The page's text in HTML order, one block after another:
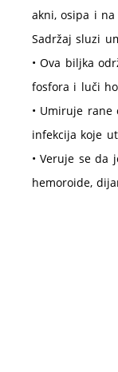
akni, osipa i
Sadržaj sluzi
• Ova biljka
fosfora i luči
• Umiruje
infekcija koje
• Veruje se da
hemoroide,